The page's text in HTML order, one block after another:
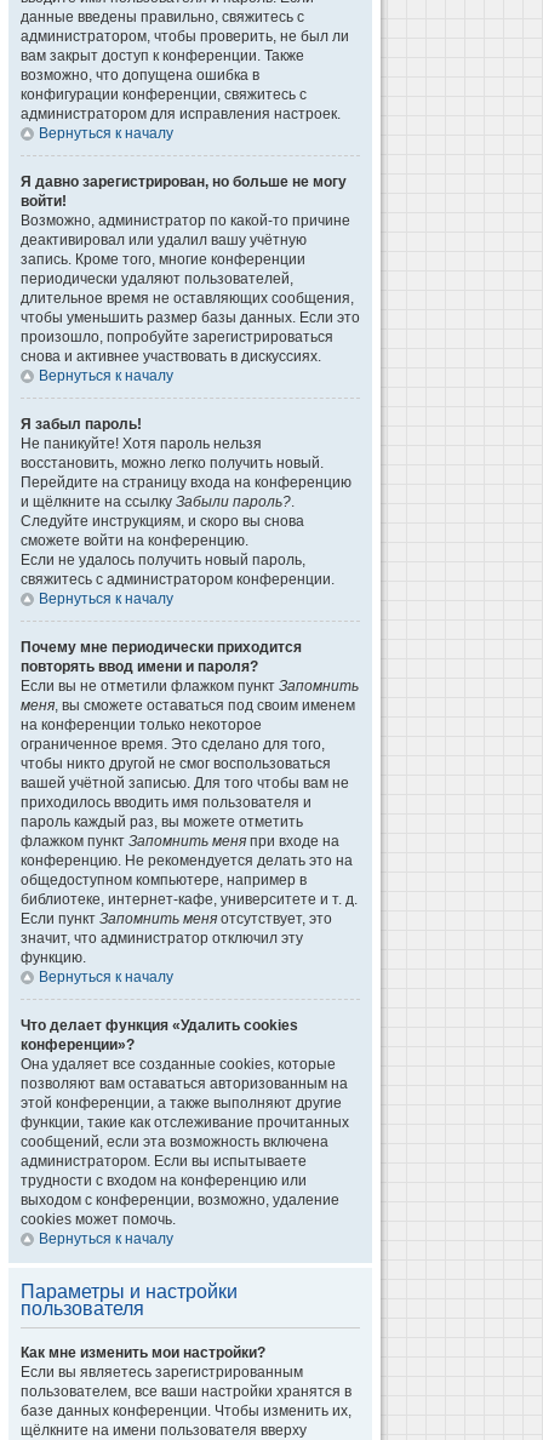
данные введены правильно, свяжитесь с
администратором, чтобы проверить, не был ли
вам закрыт доступ к конференции. Также
возможно, что допущена ошибка в
конфигурации конференции, свяжитесь с
администратором для исправления настроек.
Вернуться к началу
Я давно зарегистрирован, но больше не могу
войти!
Возможно, администратор по какой-то причине
деактивировал или удалил вашу учётную
запись. Кроме того, многие конференции
периодически удаляют пользователей,
длительное время не оставляющих сообщения,
чтобы уменьшить размер базы данных. Если это
произошло, попробуйте зарегистрироваться
снова и активнее участвовать в дискуссиях.
Вернуться к началу
Я забыл пароль!
Не паникуйте! Хотя пароль нельзя
восстановить, можно легко получить новый.
Перейдите на страницу входа на конференцию
и щёлкните на ссылку Забыли пароль?.
Следуйте инструкциям, и скоро вы снова
сможете войти на конференцию.
Если не удалось получить новый пароль,
свяжитесь с администратором конференции.
Вернуться к началу
Почему мне периодически приходится
повторять ввод имени и пароля?
Если вы не отметили флажком пункт Запомнить
меня, вы сможете оставаться под своим именем
на конференции только некоторое
ограниченное время. Это сделано для того,
чтобы никто другой не смог воспользоваться
вашей учётной записью. Для того чтобы вам не
приходилось вводить имя пользователя и
пароль каждый раз, вы можете отметить
флажком пункт Запомнить меня при входе на
конференцию. Не рекомендуется делать это на
общедоступном компьютере, например в
библиотеке, интернет-кафе, университете и т. д.
Если пункт Запомнить меня отсутствует, это
значит, что администратор отключил эту
функцию.
Вернуться к началу
Что делает функция «Удалить cookies
конференции»?
Она удаляет все созданные cookies, которые
позволяют вам оставаться авторизованным на
этой конференции, а также выполняют другие
функции, такие как отслеживание прочитанных
сообщений, если эта возможность включена
администратором. Если вы испытываете
трудности с входом на конференцию или
выходом с конференции, возможно, удаление
cookies может помочь.
Вернуться к началу
Параметры и настройки
пользователя
Как мне изменить мои настройки?
Если вы являетесь зарегистрированным
пользователем, все ваши настройки хранятся в
базе данных конференции. Чтобы изменить их,
щёлкните на имени пользователя вверху